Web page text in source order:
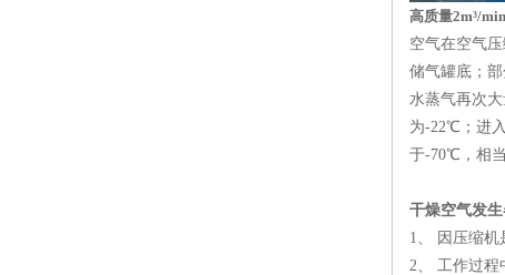
高质量2m³/
空气在空气
储气罐底；
水蒸气再次
为-22℃；进
于-70℃，相
干燥空气发
1、 因压缩机
2、 工作过程